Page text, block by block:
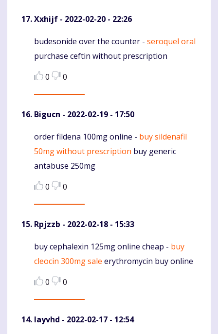
Xxhijf - 2022-02-20 - 22:26
Komentaras
budesonide over the counter - seroquel oral
purchase ceftin without prescription
0
0
Bigucn - 2022-02-19 - 17:50
Komentaras
order fildena 100mg online - buy sildenafil
50mg without prescription buy generic
antabuse 250mg
0
0
Rpjzzb - 2022-02-18 - 15:33
Komentaras
buy cephalexin 125mg online cheap - buy
cleocin 300mg sale erythromycin buy online
0
0
Iayvhd - 2022-02-17 - 12:54